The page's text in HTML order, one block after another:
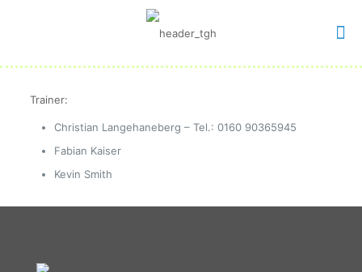
Trainer:
Christian Langehaneberg – Tel.: 0160 90365945
Fabian Kaiser
Kevin Smith